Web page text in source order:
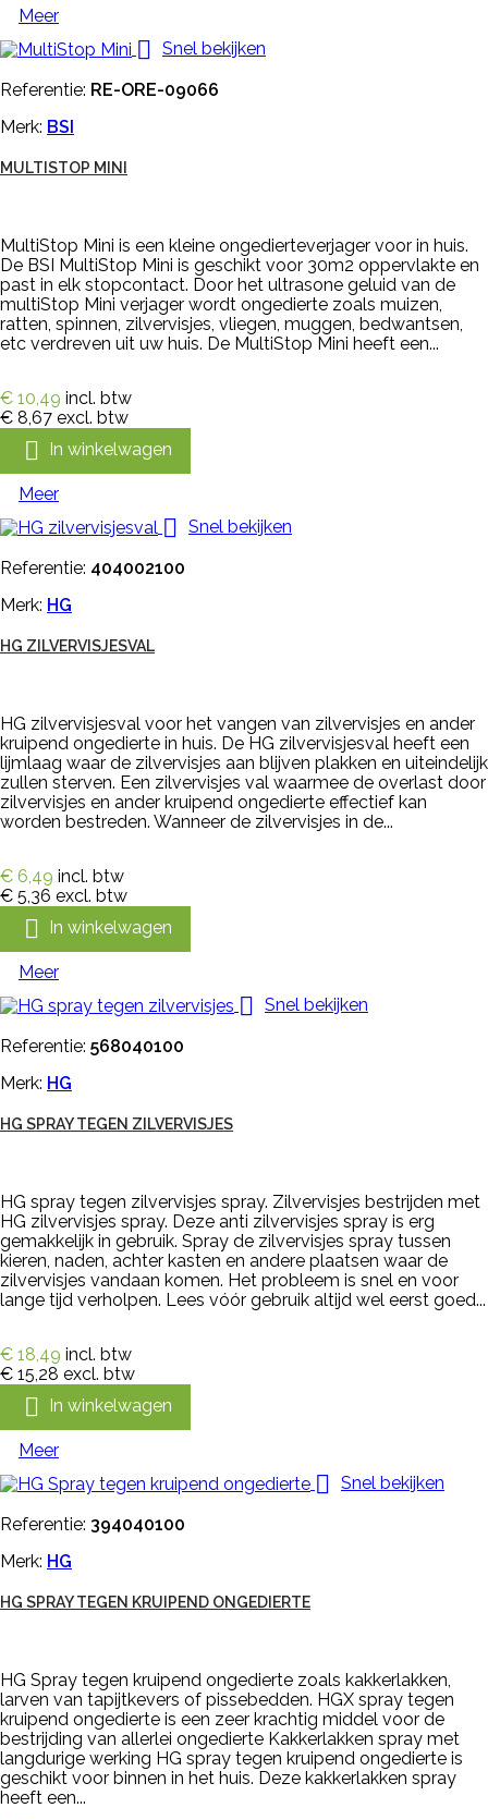
Meer
 Snel bekijken
Referentie: RE-ORE-09066
Merk: BSI
MULTISTOP MINI
MultiStop Mini is een kleine ongedierteverjager voor in huis.
De BSI MultiStop Mini is geschikt voor 30m2 oppervlakte en
past in elk stopcontact. Door het ultrasone geluid van de
multiStop Mini verjager wordt ongedierte zoals muizen,
ratten, spinnen, zilvervisjes, vliegen, muggen, bedwantsen,
etc verdreven uit uw huis. De MultiStop Mini heeft een...
€ 10,49 incl. btw
€ 8,67 excl. btw
 In winkelwagen
Meer
 Snel bekijken
Referentie: 404002100
Merk: HG
HG ZILVERVISJESVAL
HG zilvervisjesval voor het vangen van zilvervisjes en ander
kruipend ongedierte in huis. De HG zilvervisjesval heeft een
lijmlaag waar de zilvervisjes aan blijven plakken en uiteindelijk
zullen sterven. Een zilvervisjes val waarmee de overlast door
zilvervisjes en ander kruipend ongedierte effectief kan
worden bestreden. Wanneer de zilvervisjes in de...
€ 6,49 incl. btw
€ 5,36 excl. btw
 In winkelwagen
Meer
 Snel bekijken
Referentie: 568040100
Merk: HG
HG SPRAY TEGEN ZILVERVISJES
HG spray tegen zilvervisjes spray. Zilvervisjes bestrijden met
HG zilvervisjes spray. Deze anti zilvervisjes spray is erg
gemakkelijk in gebruik. Spray de zilvervisjes spray tussen
kieren, naden, achter kasten en andere plaatsen waar de
zilvervisjes vandaan komen. Het probleem is snel en voor
lange tijd verholpen. Lees vóór gebruik altijd wel eerst goed...
€ 18,49 incl. btw
€ 15,28 excl. btw
 In winkelwagen
Meer
 Snel bekijken
Referentie: 394040100
Merk: HG
HG SPRAY TEGEN KRUIPEND ONGEDIERTE
HG Spray tegen kruipend ongedierte zoals kakkerlakken,
larven van tapijtkevers of pissebedden. HGX spray tegen
kruipend ongedierte is een zeer krachtig middel voor de
bestrijding van allerlei ongedierte Kakkerlakken spray met
langdurige werking HG spray tegen kruipend ongedierte is
geschikt voor binnen in het huis. Deze kakkerlakken spray
heeft een...